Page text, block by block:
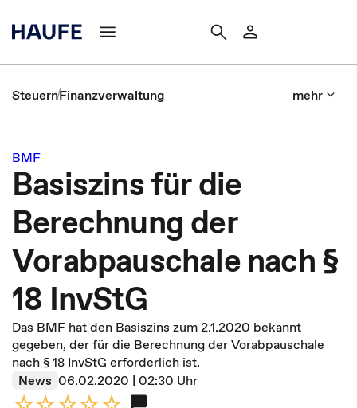
SteuernFinanzverwaltung mehr
BMF
Basiszins für die
Berechnung der
Vorabpauschale nach §
18 InvStG
Das BMF hat den Basiszins zum 2.1.2020 bekannt
gegeben, der für die Berechnung der Vorabpauschale
nach § 18 InvStG erforderlich ist.
News 06.02.2020 | 02:30 Uhr